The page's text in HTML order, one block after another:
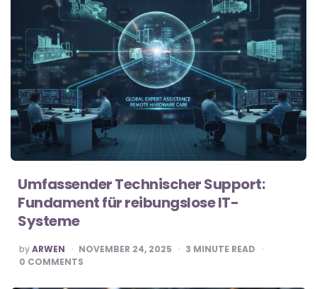
Umfassender Technischer Support:
Fundament für reibungslose IT-
Systeme
POSTED
BY
byARWEN NOVEMBER 24, 2025 3 MINUTE READ
0 COMMENTS